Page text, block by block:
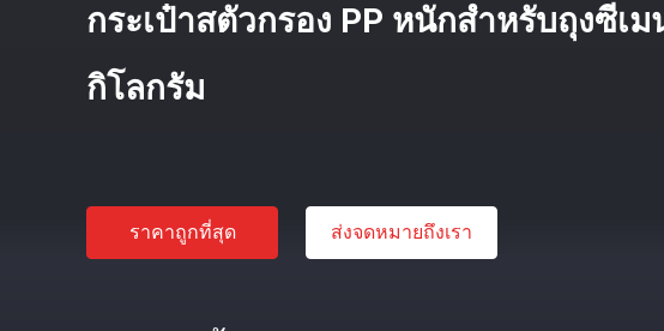
กระเป๋าสตัวกรอง PP หนักสําหรับถุงซีเม
กิโลกรัม
ราคาถูกที่สุด ส่งจดหมายถึงเรา